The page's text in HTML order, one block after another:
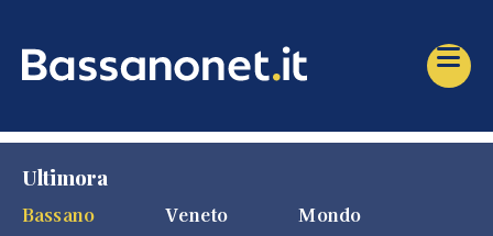
Ultimora
Bassano
Veneto Mondo